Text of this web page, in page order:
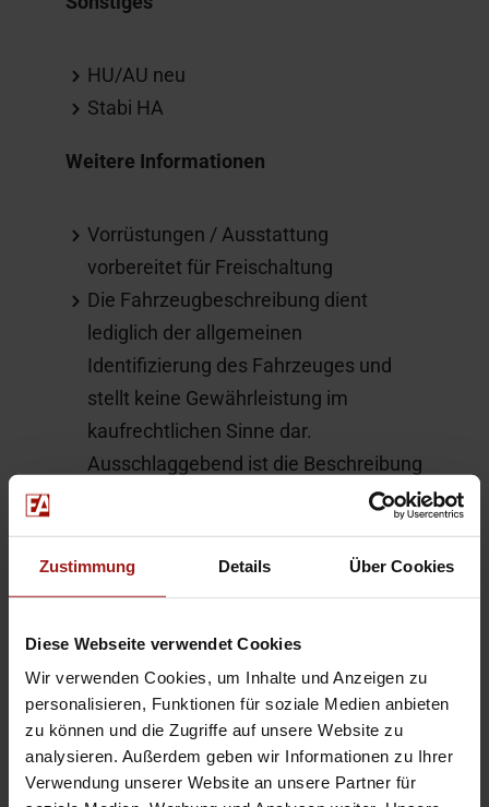
Zustimmung Details Über Cookies
Diese Webseite verwendet Cookies
Wir verwenden Cookies, um Inhalte und Anzeigen zu
personalisieren, Funktionen für soziale Medien anbieten
zu können und die Zugriffe auf unsere Website zu
analysieren. Außerdem geben wir Informationen zu Ihrer
Verwendung unserer Website an unsere Partner für
HU/AU neu
Stabi HA
Weitere Informationen
Vorrüstungen / Ausstattung
vorbereitet für Freischaltung
Die Fahrzeugbeschreibung dient
lediglich der allgemeinen
Identifizierung des Fahrzeuges und
stellt keine Gewährleistung im
kaufrechtlichen Sinne dar.
Ausschlaggebend ist die Beschreibung
vereinbaren da der Fahrzeugstandort
wechseln kann.
Hier finden Sie alle Bilder in XL-Größe:
814-KASTI1085053-10
Für Bilder im XL-Format geben Sie
diesen Code aufwww.aosXL.deein